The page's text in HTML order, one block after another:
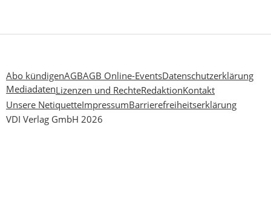
Abo kündigenAGBAGB Online-EventsDatenschutzerklärung
MediadatenLizenzen und RechteRedaktionKontakt
Unsere NetiquetteImpressumBarrierefreiheitserklärung
VDI Verlag GmbH 2026